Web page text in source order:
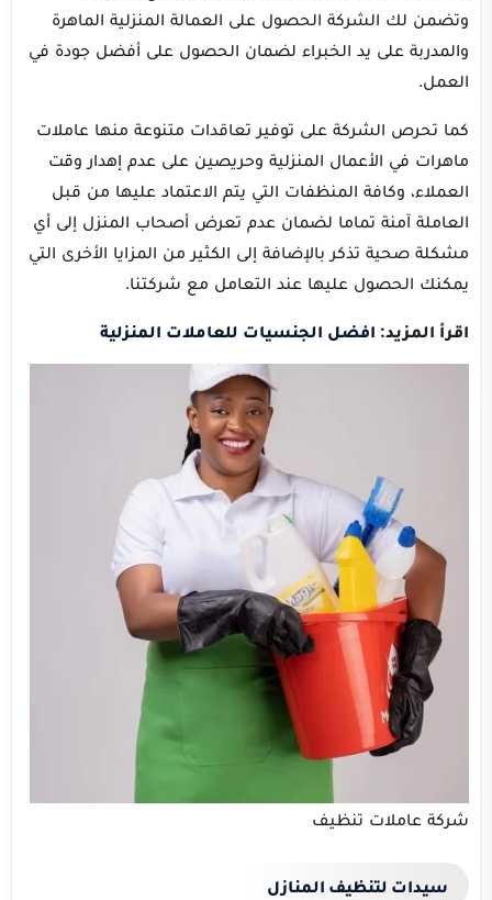
وتضمن لك الشركة الحصول على العمالة المنزلية الماهرة
والمدربة على يد الخبراء لضمان الحصول على أفضل جودة في
العمل.
كما تحرص الشركة على توفير تعاقدات متنوعة منها عاملات
ماهرات في الأعمال المنزلية وحريصين على عدم إهدار وقت
العملاء، وكافة المنظفات التي يتم الاعتماد عليها من قبل
العاملة آمنة تماما لضمان عدم تعرض أصحاب المنزل إلى أي
مشكلة صحية تذكر بالإضافة إلى الكثير من المزايا الأخرى التي
يمكنك الحصول عليها عند التعامل مع شركتنا.
اقرأ المزيد: افضل الجنسيات للعاملات المنزلية
شركة عاملات تنظيف
سيدات لتنظيف المنازل